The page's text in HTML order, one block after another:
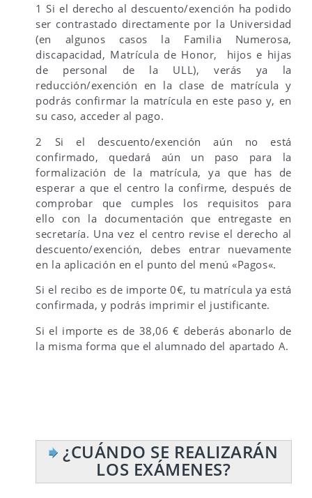
1 Si el derecho al descuento/exención ha podido
ser contrastado directamente por la Universidad
(en algunos casos la Familia Numerosa,
discapacidad, Matrícula de Honor, hijos e hijas
de personal de la ULL), verás ya la
reducción/exención en la clase de matrícula y
podrás confirmar la matrícula en este paso y, en
su caso, acceder al pago.
2 Si el descuento/exención aún no está
confirmado, quedará aún un paso para la
formalización de la matrícula, ya que has de
esperar a que el centro la confirme, después de
comprobar que cumples los requisitos para
ello con la documentación que entregaste en
secretaría. Una vez el centro revise el derecho al
descuento/exención, debes entrar nuevamente
en la aplicación en el punto del menú «Pagos«.
Si el recibo es de importe 0€, tu matrícula ya está
confirmada, y podrás imprimir el justificante.
Si el importe es de 38,06 € deberás abonarlo de
la misma forma que el alumnado del apartado A.
¿CUÁNDO SE REALIZARÁN
LOS EXÁMENES?